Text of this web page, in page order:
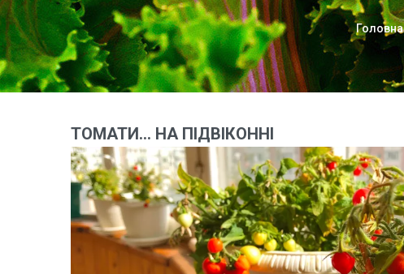
Головна
ТОМАТИ… НА ПІДВІКОННІ